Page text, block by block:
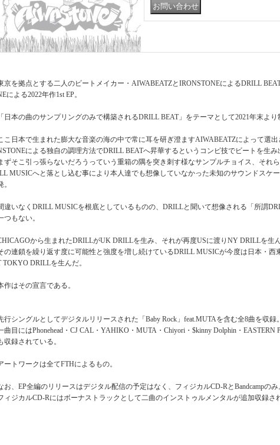
京を拠点とする二人のビートメイカー・AIWABEATZとIRONSTONEによるDRILL
による2022年作1st EP。
「日本の曲のサンプリングのみで構築されるDRILL BEAT」をテーマとして2021年末より
こ日本で生まれた膨大な音楽の海の中で常に耳を研ぎ澄ますAIWABEATZによって選
による独自の調理方法でDRILL BEATへ昇華するというコンビ技でビートを生み
ずそこ引っ張らないだろうっていう重箱の隅を突き刺す様なサンプルチョイス、それ
MUSICへと落とし込む事により本人達でも想像していなかった未知のサウンドスケ
。
違いなくDRILL MUSICを根底としているものの、DRILLと聞いて想像される「所謂
つもない。
から生まれたDRILLがUK DRILLを生み、それが再度USに渡りNY DRILLを生ん
の連鎖を繰り返す度に可能性と強度を増し続けているDRILL MUSICが今度は日本・西
TOKYO DRILLを生んだ。
作はその宣言である。
行シングルとしてデジタルリリースされた「Baby Rock」feat.MUTAを含む全8曲を収録。
曲目にはPhonehead・CJ CAL・YAHIKO・MUTA・Chiyori・$kinny Dolphin・EASTERN
収録されている。
ートワークは全てFTHによるもの。
お、EP全編のリリースはデジタル配信の予定はなく、フィジカルCD-RとBandcampのみ
ィジカルCD-Rにはボーナストラックとして二曲のインストゥルメンタルが追加収録さ